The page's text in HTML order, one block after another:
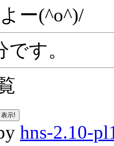
ー(^o^)/
す。
hns-2.10-